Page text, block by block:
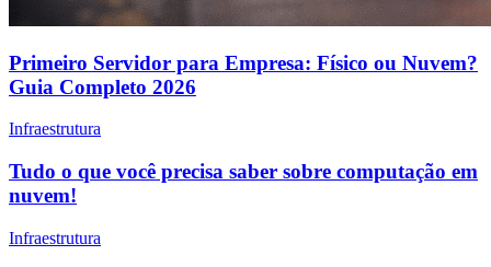
Primeiro Servidor para Empresa: Físico ou Nuvem?
Guia Completo 2026
Infraestrutura
Tudo o que você precisa saber sobre computação em
nuvem!
Infraestrutura